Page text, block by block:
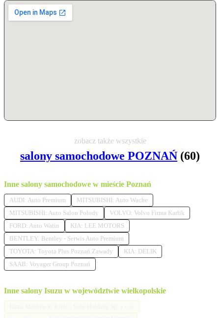
zobacz także wszystkie
salony samochodowe POZNAŃ (60)
Inne salony samochodowe w mieście Poznań
AUDI: Auto Premium
MITSUBISHI: Auto Wache
MITSUBISHI: Auto Salon Polody
VOLVO: Volvo Firma Karlik
FORD: Auto Watin
KIA: LEE MOTORS
BENTLEY: Bentley - Serwis Auto Premium
TOYOTA: Toyota Plus Poznań Zawady
KIA: DELIK
SAAB: Voyager Group Poznań
Inne salony Isuzu w województwie wielkopolskie